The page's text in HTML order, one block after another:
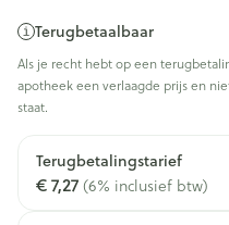
Terugbetaalbaar
Als je recht hebt op een
apotheek een verlaagde prijs en
staat.
Terugbetalingstarief
€ 7,27(6% inclusief btw)